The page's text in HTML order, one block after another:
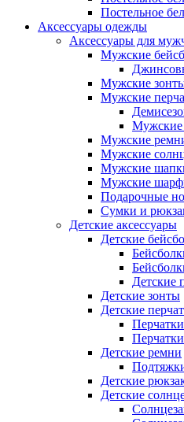
Постельное
Аксессуары одежды
Аксессуары для
Мужские
Мужские
Мужские
Мужские
Мужские
Мужские
Мужские
Мужские
Подарочные
Сумки и
Детские аксессуары
Детские
Детские
Детские зонты
Детские
Детские ремни
Детские
Детские